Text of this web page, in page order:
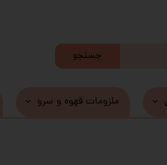
جستجو
ملزومات قهوه و سرو